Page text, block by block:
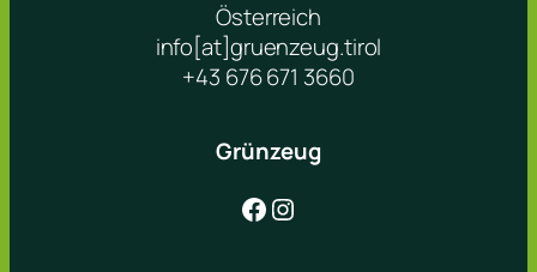
Österreich
info[at]gruenzeug.tirol
+43 676 671 3660
Grünzeug
Facebook Instagram